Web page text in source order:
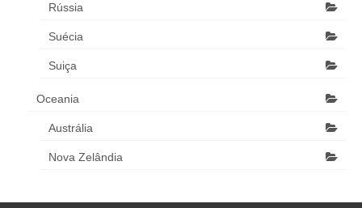
Rússia
Suécia
Suiça
Oceania
Austrália
Nova Zelândia